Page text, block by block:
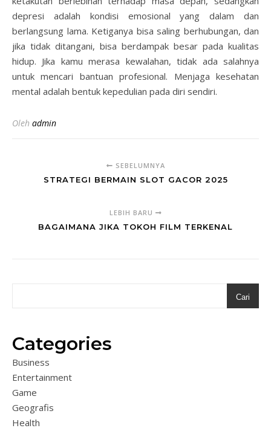
depresi adalah kondisi emosional yang dalam dan
berlangsung lama. Ketiganya bisa saling berhubungan, dan
jika tidak ditangani, bisa berdampak besar pada kualitas
hidup. Jika kamu merasa kewalahan, tidak ada salahnya
untuk mencari bantuan profesional. Menjaga kesehatan
mental adalah bentuk kepedulian pada diri sendiri.
Oleh admin
SEBELUMNYA
STRATEGI BERMAIN SLOT GACOR 2025
LEBIH BARU
BAGAIMANA JIKA TOKOH FILM TERKENAL
Cari
Categories
Business
Entertainment
Game
Geografis
Health